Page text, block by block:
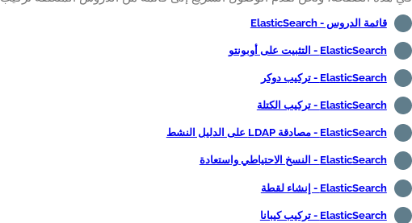
قائمة الدروس - ElasticSearch
ElasticSearch - التثبيت على أوبونتو
ElasticSearch - تركيب دوكر
ElasticSearch - تركيب الكتلة
ElasticSearch - مصادقة LDAP على الدليل النشط
ElasticSearch - النسخ الاحتياطي واستعادة
ElasticSearch - إنشاء لقطة
ElasticSearch - تركيب كيبانا